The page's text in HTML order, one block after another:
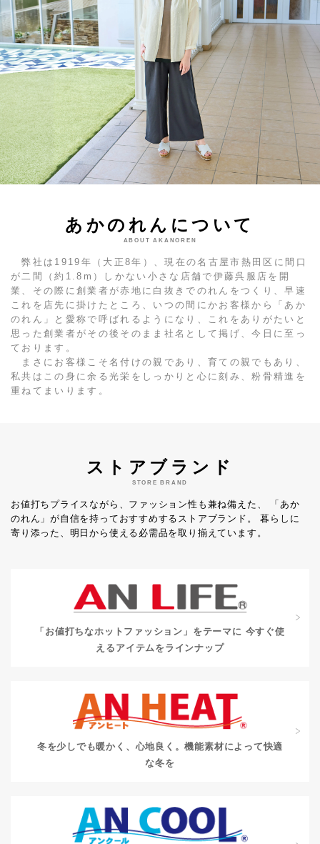
あかのれんについて
ABOUT AKANOREN
弊社は1919年（大正8年）、現在の名古屋市熱田区に間口
が二間（約1.8m）しかない小さな店舗で伊藤呉服店を開
業、その際に創業者が赤地に白抜きでのれんをつくり、早速
これを店先に掛けたところ、いつの間にかお客様から「あか
のれん」と愛称で呼ばれるようになり、これをありがたいと
思った創業者がその後そのまま社名として掲げ、今日に至っ
ております。
まさにお客様こそ名付けの親であり、育ての親でもあり、
私共はこの身に余る光栄をしっかりと心に刻み、粉骨精進を
重ねてまいります。
ストアブランド
STORE BRAND
お値打ちプライスながら、ファッション性も兼ね備えた、
「あか
のれん」が自信を持っておすすめするストアブランド。
暮らしに
寄り添った、明日から使える必需品を取り揃えています。
「お値打ちなホットファッション」をテーマに 今すぐ使
えるアイテムをラインナップ
冬を少しでも暖かく、心地良く。機能素材によって快適
な冬を